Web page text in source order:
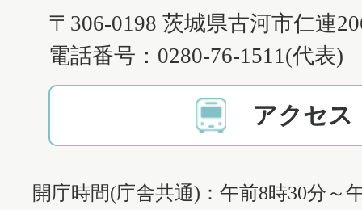
〒306-0198 茨城県古河市仁連
電話番号：0280-76-1511(代表)
アクセス
開庁時間(庁舎共通)：午前8時30分～